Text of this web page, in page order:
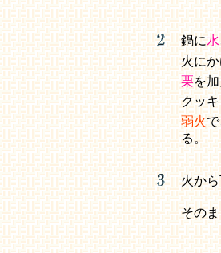
鍋に水
火に
栗を
クッ
弱火
る。
火か
その